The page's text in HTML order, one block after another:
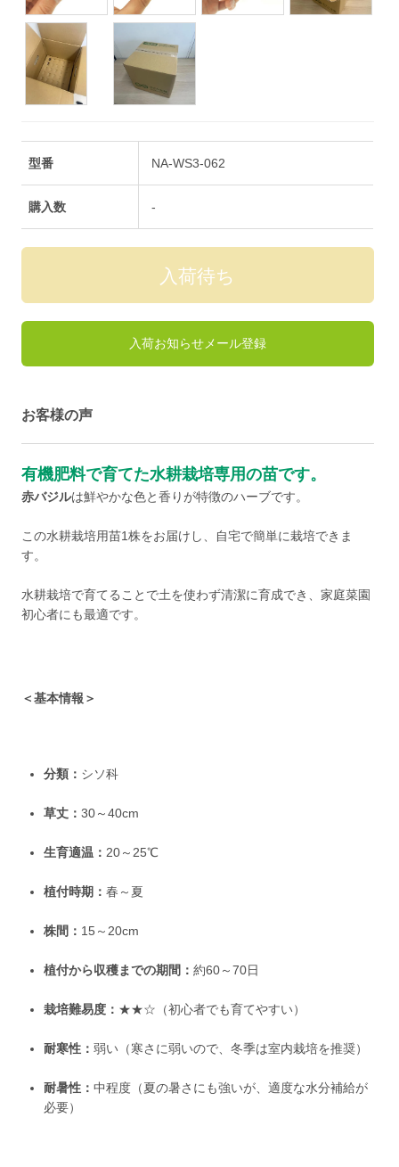
型番 NA-WS3-062
購入数 -
入荷お知らせメール登録
お客様の声
有機肥料で育てた水耕栽培専用の苗です。
赤バジルは鮮やかな色と香りが特徴のハーブです。
この水耕栽培用苗1株をお届けし、自宅で簡単に栽培できま
す。
水耕栽培で育てることで土を使わず清潔に育成でき、家庭菜園
初心者にも最適です。
＜基本情報＞
分類： シソ科
草丈：30～40cm
生育適温： 20～25℃
植付時期：春～夏
株間： 15～20cm
植付から収穫までの期間：約60～70日
栽培難易度： ★★☆（初心者でも育てやすい）
耐寒性：弱い（寒さに弱いので、冬季は室内栽培を推奨）
耐暑性：中程度（夏の暑さにも強いが、適度な水分補給が
必要）